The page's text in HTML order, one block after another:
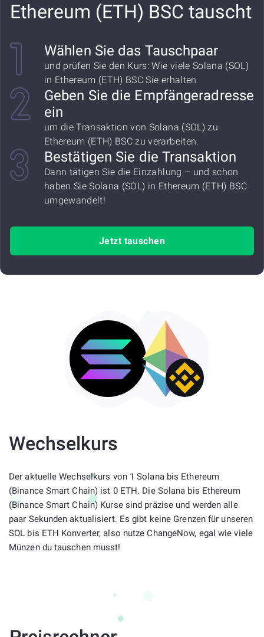
Ethereum (ETH) BSC tauscht
Wählen Sie das Tauschpaar
und prüfen Sie den Kurs: Wie viele Solana (SOL)
in Ethereum (ETH) BSC Sie erhalten
Geben Sie die Empfängeradresse
ein
um die Transaktion von Solana (SOL) zu
Ethereum (ETH) BSC zu verarbeiten.
Bestätigen Sie die Transaktion
Dann tätigen Sie die Einzahlung – und schon
haben Sie Solana (SOL) in Ethereum (ETH) BSC
umgewandelt!
Jetzt tauschen
Wechselkurs
Der aktuelle Wechselkurs von 1 Solana bis Ethereum
(Binance Smart Chain) ist 0 ETH. Die Solana bis Ethereum
(Binance Smart Chain) Kurse sind präzise und werden alle
paar Sekunden aktualisiert. Es gibt keine Grenzen für unseren
SOL bis ETH Konverter, also nutze ChangeNow, egal wie viele
Münzen du tauschen musst!